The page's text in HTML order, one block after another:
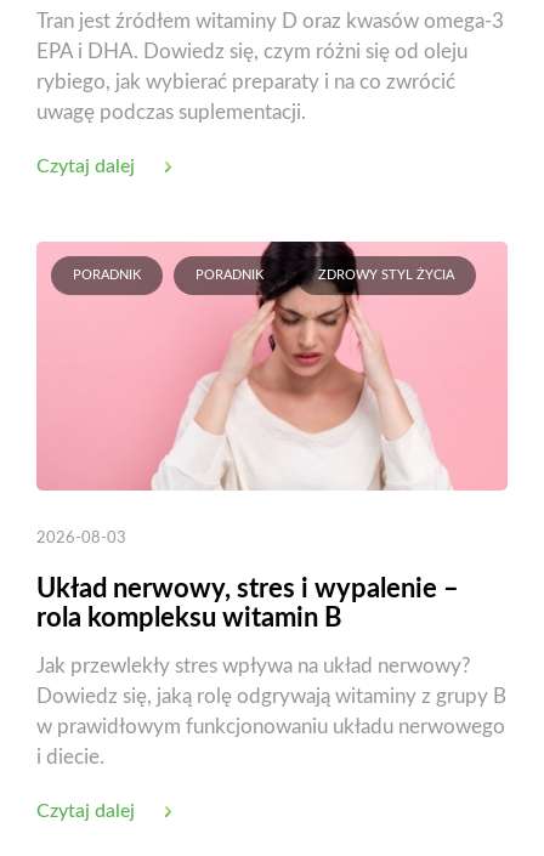
Tran jest źródłem witaminy D oraz kwasów omega-3
EPA i DHA. Dowiedz się, czym różni się od oleju
rybiego, jak wybierać preparaty i na co zwrócić
uwagę podczas suplementacji.
Czytaj dalej
PORADNIK PORADNIK ZDROWY STYL ŻYCIA
2026-08-03
Układ nerwowy, stres i wypalenie –
rola kompleksu witamin B
Jak przewlekły stres wpływa na układ nerwowy?
Dowiedz się, jaką rolę odgrywają witaminy z grupy B
w prawidłowym funkcjonowaniu układu nerwowego
i diecie.
Czytaj dalej